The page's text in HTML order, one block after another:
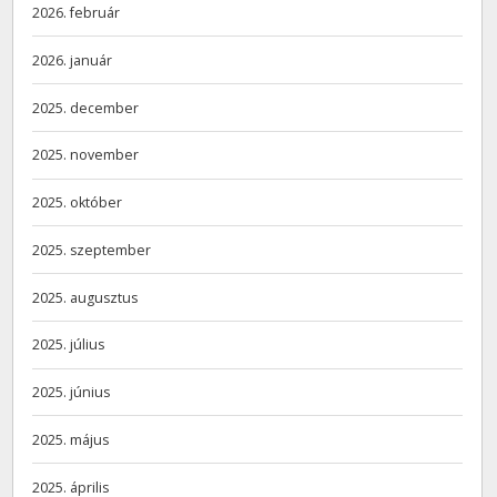
2026. február
2026. január
2025. december
2025. november
2025. október
2025. szeptember
2025. augusztus
2025. július
2025. június
2025. május
2025. április